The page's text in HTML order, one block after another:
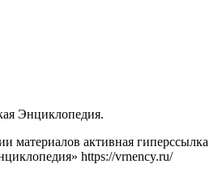
Энциклопедия.
материалов активная гиперссылка
https://vrnency.ru/